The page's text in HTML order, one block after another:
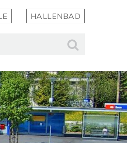
HALLENBAD